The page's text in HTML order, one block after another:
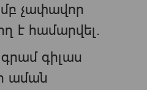
չափավոր
է համարվել.
գիլաս
աման